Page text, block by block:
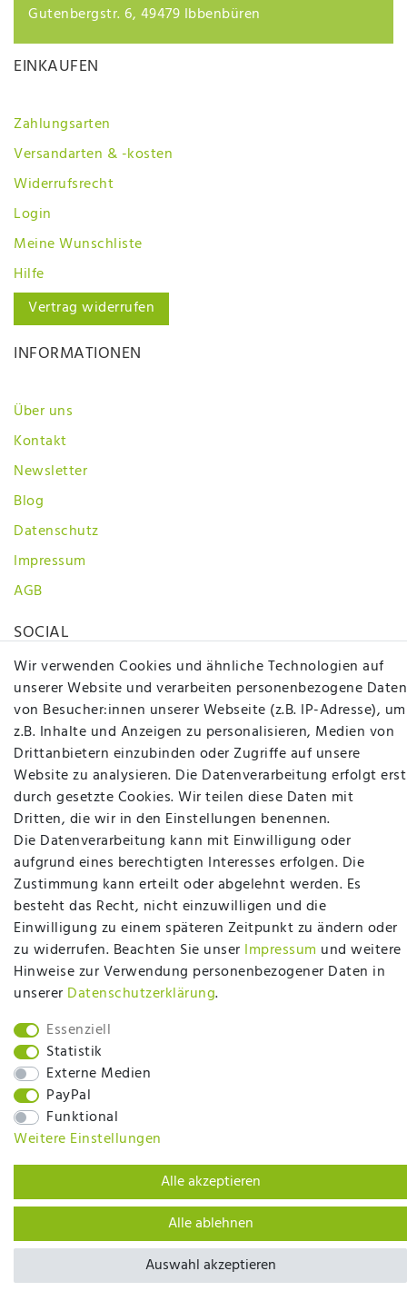
Gutenbergstr. 6, 49479 Ibbenbüren
EINKAUFEN
Zahlungsarten
Versandarten & -kosten
Widerrufsrecht
Login
Meine Wunschliste
Hilfe
Vertrag widerrufen
INFORMATIONEN
Über uns
Kontakt
Newsletter
Blog
Datenschutz
Impressum
AGB
SOCIAL
Betten Seifert – Ihr Fachgeschäft für Betten,
Matratzen, Bettwaren & mehr in Ibbenbüren. Sie
möchten richtig gut schlafen, legen Wert auf
qualitativ hochwertige Produkte und eine solide
Fachberatung für Matratzen und andere
Bettwaren? Dann sind Sie bei uns genau richtig.
Ob online oder vor Ort im Fachgeschäft in
Ibbenbüren - wir beraten Sie gerne!
Mehr erfahren
Wir verwenden Cookies und ähnliche Technologien auf
unserer Website und verarbeiten personenbezogene Daten
von Besucher:innen unserer Webseite (z.B. IP-Adresse), um
z.B. Inhalte und Anzeigen zu personalisieren, Medien von
Drittanbietern einzubinden oder Zugriffe auf unsere
Website zu analysieren. Die Datenverarbeitung erfolgt erst
durch gesetzte Cookies. Wir teilen diese Daten mit
Dritten, die wir in den Einstellungen benennen.
Die Datenverarbeitung kann mit Einwilligung oder
aufgrund eines berechtigten Interesses erfolgen. Die
Zustimmung kann erteilt oder abgelehnt werden. Es
besteht das Recht, nicht einzuwilligen und die
Einwilligung zu einem späteren Zeitpunkt zu ändern oder
zu widerrufen. Beachten Sie unser Impressum und weitere
Hinweise zur Verwendung personenbezogener Daten in
unserer Daten­schutz­erklärung.
Essenziell
Statistik
Externe Medien
PayPal
Funktional
Weitere Einstellungen
Alle akzeptieren
Alle ablehnen
Auswahl akzeptieren
plentymarkets Template von
BACK TO TOP